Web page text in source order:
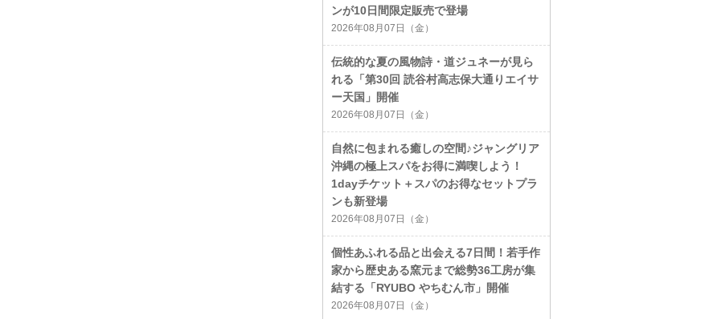
ンが10日間限定販売で登場
2026年08月07日（金）
伝統的な夏の風物詩・道ジュネーが見ら
れる「第30回 読谷村高志保大通りエイサ
ー天国」開催
2026年08月07日（金）
自然に包まれる癒しの空間♪ジャングリア
沖縄の極上スパをお得に満喫しよう！
1dayチケット＋スパのお得なセットプラ
ンも新登場
2026年08月07日（金）
個性あふれる品と出会える7日間！若手作
家から歴史ある窯元まで総勢36工房が集
結する「RYUBO やちむん市」開催
2026年08月07日（金）